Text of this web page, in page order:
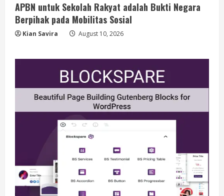
APBN untuk Sekolah Rakyat adalah Bukti Negara
Berpihak pada Mobilitas Sosial
Kian Savira August 10, 2026
Opini